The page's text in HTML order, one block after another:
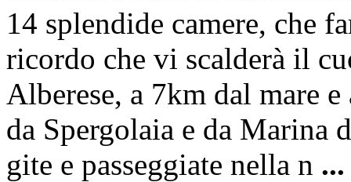
14 splendide camere, che
ricordo che vi scalderà il
Alberese, a 7km dal mare
da Spergolaia e da Marina
gite e passeggiate nella n ...